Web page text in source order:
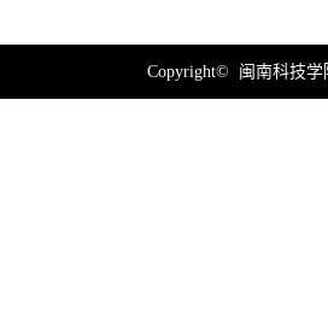
Copyright© 闽南科技学